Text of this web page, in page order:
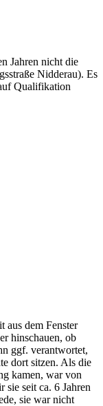
Jahren nicht die
Nidderau). Es
Qualifikation
aus dem Fenster
hinschauen, ob
ggf. verantwortet,
dort sitzen. Als die
kamen, war von
seit ca. 6 Jahren
sie war nicht